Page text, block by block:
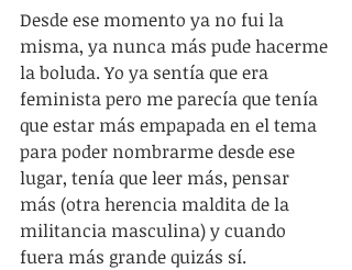
Desde ese momento ya no fui la
misma, ya nunca más pude hacerme
la boluda. Yo ya sentía que era
feminista pero me parecía que tenía
que estar más empapada en el tema
para poder nombrarme desde ese
lugar, tenía que leer más, pensar
más (otra herencia maldita de la
militancia masculina) y cuando
fuera más grande quizás sí.